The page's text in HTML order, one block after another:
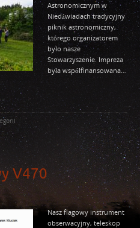
Astronomicznym w
Niedźwiadach tradycyjny
piknik astronomiczny,
którego organizatorem
było nasze
Stowarzyszenie. Impreza
była współfinansowana…
V470
Nasz flagowy instrument
obserwacyjny, teleskop